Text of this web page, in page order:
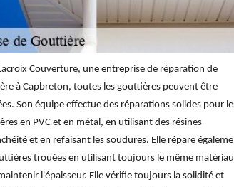
Couverture, une entreprise de réparation de
à Capbreton, toutes les gouttières peuvent être
Son équipe effectue des réparations solides pour
en PVC et en métal, en utilisant des résines
et en refaisant les soudures. Elle répare
trouées en utilisant toujours le même matériau
l'épaisseur. Elle vérifie toujours la solidité et